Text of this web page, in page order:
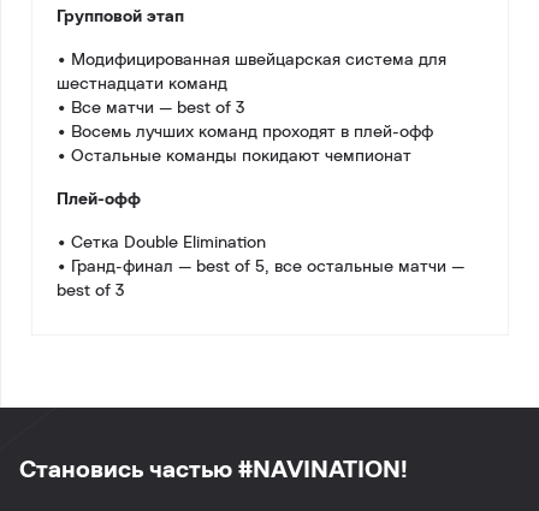
Групповой этап
• Модифицированная швейцарская система для
шестнадцати команд
• Все матчи — best of 3
• Восемь лучших команд проходят в плей-офф
• Остальные команды покидают чемпионат
Плей-офф
• Сетка Double Elimination
• Гранд-финал — best of 5, все остальные матчи —
best of 3
Становись частью #NAVINATION!